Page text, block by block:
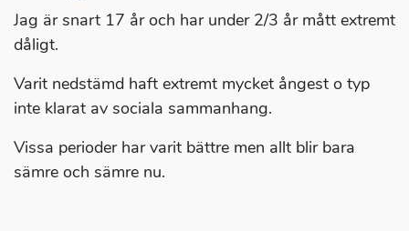
Jag är snart 17 år och har under 2/3 år mått extremt
dåligt.
Varit nedstämd haft extremt mycket ångest o typ
inte klarat av sociala sammanhang.
Vissa perioder har varit bättre men allt blir bara
sämre och sämre nu.